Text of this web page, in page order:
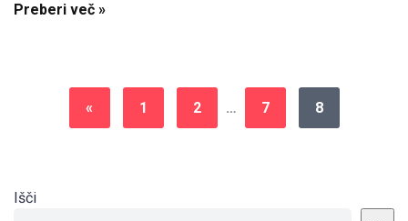
Preberi več »
« 1 2 … 7 8
Išči